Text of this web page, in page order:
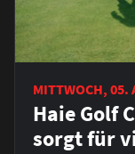
MITTWOCH, 05.
Haie Golf
sorgt für